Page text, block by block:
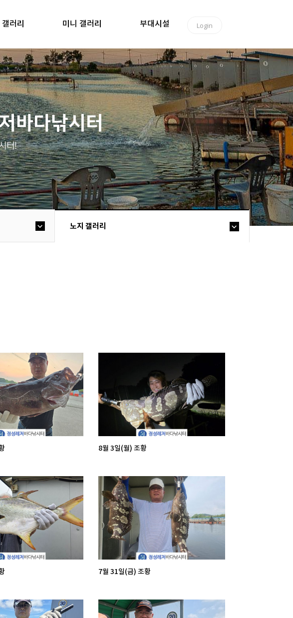
러리 미니 갤러리 부대시설 Login
바다낚시터
터!
노지 갤러리
8월 3일(월) 조황
7월 31일(금) 조황